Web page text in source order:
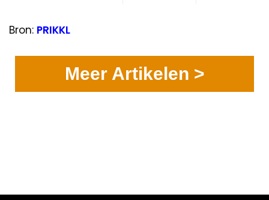
Bron: PRIKKL
Meer Artikelen >